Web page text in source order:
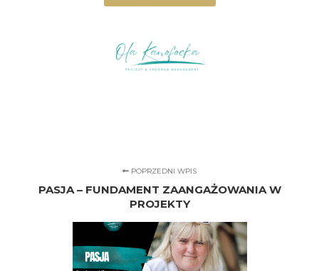
POPRZEDNI WPIS
PASJA – FUNDAMENT ZAANGAŻOWANIA W
PROJEKTY